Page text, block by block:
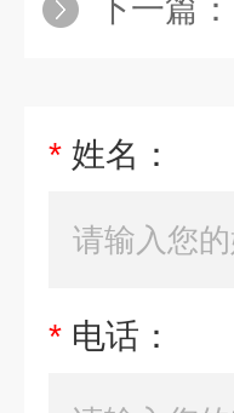
下一篇：
* 姓名：
* 电话：